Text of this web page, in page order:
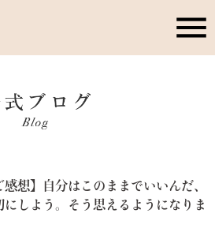
キッチンとは
ン・イベント
感想】自分はこのままでいいんだ、
しよう。そう思えるようになりま